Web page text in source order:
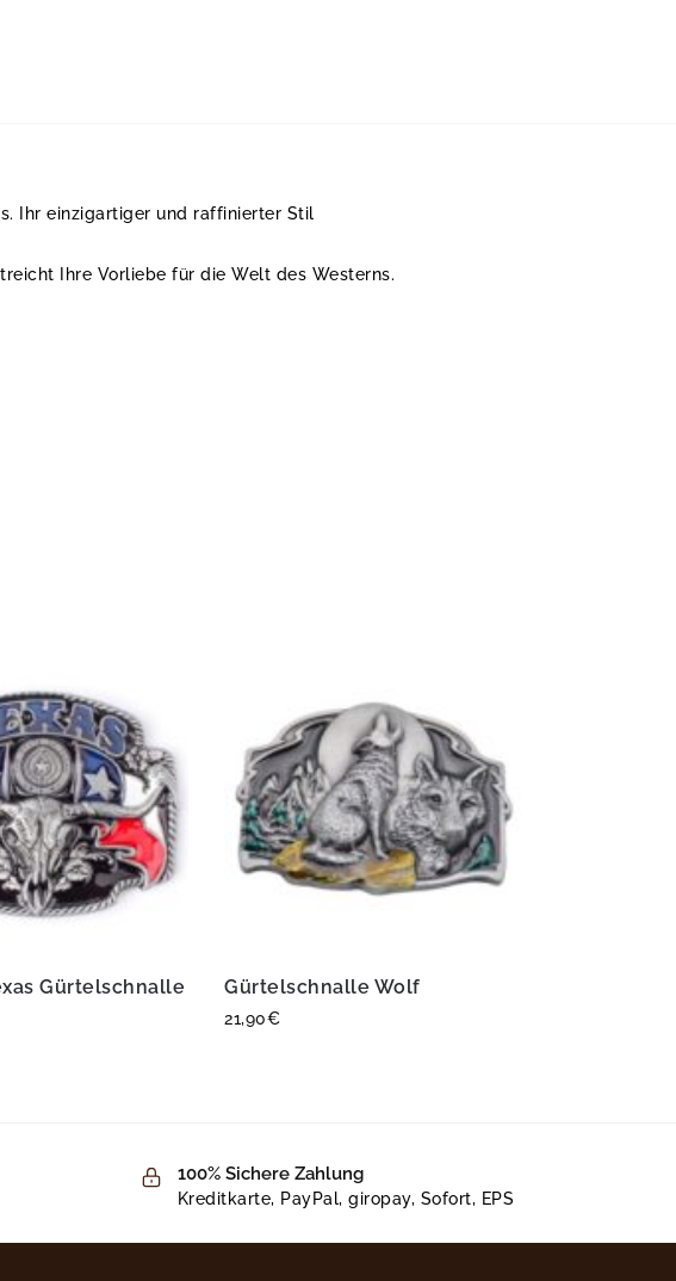
Ihr einzigartiger und raffinierter Stil
Ihre Vorliebe für die Welt des Westerns.
Gürtelschnalle Gürtelschnalle Wolf
21,90€
100% Sichere Zahlung
Kreditkarte, PayPal, giropay, Sofort, EPS